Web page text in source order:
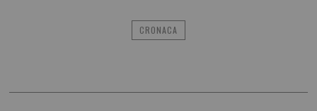
CRONACA